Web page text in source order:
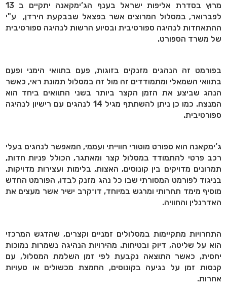
מרוץ בסדרת אליפות ישראל בענף הג’ימקאנה יתקיים ב 13
לפברואר, במסלול המרוצים אשר בפצאל שבבקעת הירדן, ע"י
ההתאחדות לנהיגה ספורטיבית ובסיוע הרשות לנהיגה ספורטיבית
של משרד הספורט.
בפורמט זה הנהגים מזנקים בזוגות, פעם בתוואי הימני ופעם
בתוואי השמאלי ומתמודדים זה מול זה במסלול תמונת ראי, כאשר
הנהג שביצע את הזמן הקצר ביותר בשני התוואים ביחד הוא
המנצח. כמו כן ניתן להשתתף מגיל 14 לנהגים עם רישיון לנהיגה
ספורטיבית.
ג’ימקאנה הוא ספורט מוטורי חווייתי ועממי, המאפשר לנהגים בעלי
רכב פרטי להתמודד במסלול קצר ומאתגר, הכולל פניות חדות,
תמרונים מדויקים בין קונוסים, האצות, בלימות ועצירות מדויקות.
בניגוד לפורמט המסורתי שבו כל נהג מזנק לבדו, הפורמט החדש
מוסיף מימד תחרותי ומרגש במיוחד, דו־קרב ישיר אשר מעצים את
האדרנלין והחוויה.
התחרויות מתקיימות במסלולים זמניים וקצרים, שהדגש המרכזי
הוא על שליטה, דיוק ובטיחות. מהירויות הנהיגה נשמרות נמוכות
יחסית, כאשר התוצאה נקבעת לפי זמן השלמת המסלול, עם
קנסות זמן על נגיעה בקונוסים, החמצת מכשולים או טעויות
אחרות.